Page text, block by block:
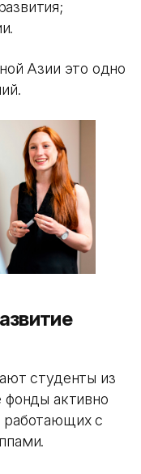
Азии это одно
студенты из
фонды активно
работающих с